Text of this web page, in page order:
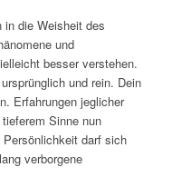
in die Weisheit des
und
besser verstehen.
und rein. Dein
Erfahrungen jeglicher
Sinne nun
Persönlichkeit darf sich
verborgene